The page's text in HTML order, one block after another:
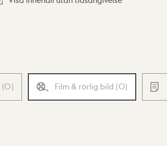
(0) Film & rörlig bild (0)